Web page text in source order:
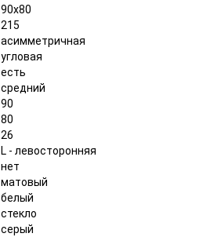
90x80
215
асимметричная
угловая
есть
средний
90
80
26
L - левосторонняя
нет
матовый
белый
стекло
серый